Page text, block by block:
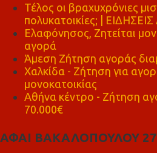
Τέλος οι βραχυχρόνιες
πολυκατοικίες; |
Ελαφόνησος, Ζητείται
αγορά
Άμεση Ζήτηση αγοράς
Χαλκίδα - Ζήτηση για
μονοκατοικίας
Αθήνα κέντρο - Ζήτηση
70.000€
ΑΦΑΙ ΒΑΚΑΛΟΠΟΥΛΟΥ